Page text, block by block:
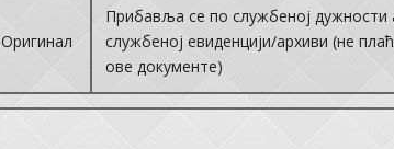
Оригинал
Прибавља се по службеној дужности
службеној евиденцији/архиви (не
ове документе)